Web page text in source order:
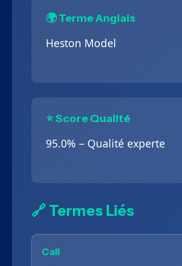
🌍 Terme Anglais
Heston Model
⭐ Score Qualité
95.0% – Qualité experte
🔗 Termes Liés
Call